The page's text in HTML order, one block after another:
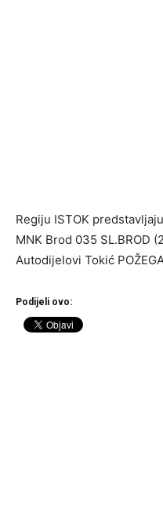
Regiju ISTOK
MNK Brod 035 SL.BROD
Autodijelovi Tokić
Podijeli ovo: